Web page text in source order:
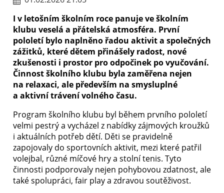
I v letošním školním roce panuje ve školním
klubu veselá a přátelská atmosféra. První
pololetí bylo naplněno řadou aktivit a společných
zážitků, které dětem přinášely radost, nové
zkušenosti i prostor pro odpočinek po vyučování.
Činnost školního klubu byla zaměřena nejen
na relaxaci, ale především na smysluplné
a aktivní trávení volného času.
Program školního klubu byl během prvního pololetí
velmi pestrý a vycházel z nabídky zájmových kroužků
i aktuálních potřeb dětí. Děti se pravidelně
zapojovaly do sportovních aktivit, mezi které patřil
volejbal, různé míčové hry a stolní tenis. Tyto
činnosti podporovaly nejen pohybovou zdatnost, ale
také spolupráci, fair play a zdravou soutěživost.